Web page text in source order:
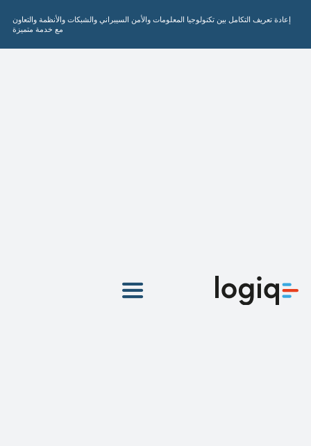
المحتوى
إعادة تعريف التكامل بين تكنولوجيا المعلومات والأمن السيبراني والشبكات والأنظمة والتعاون
مع خدمة متميزة